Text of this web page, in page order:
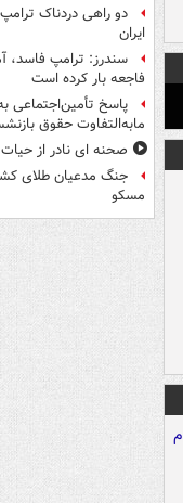
دو راهی دردناک
ایران
سندرز: ترامپ فاسد،
فاجعه بار کرده است
پاسخ تأمین‌اجتماعی
مابه‌التفاوت حقوق
صحنه ای نادر از
جنگ مدعیان طلای
مسکو